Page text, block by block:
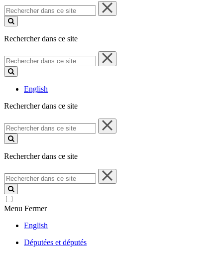
Rechercher
dans
ce
Rechercher dans ce site
Rechercher
dans
ce
English
Rechercher dans ce site
Rechercher
dans
ce
Rechercher dans ce site
Rechercher
dans
ce
site
Menu Fermer
English
Députées et députés